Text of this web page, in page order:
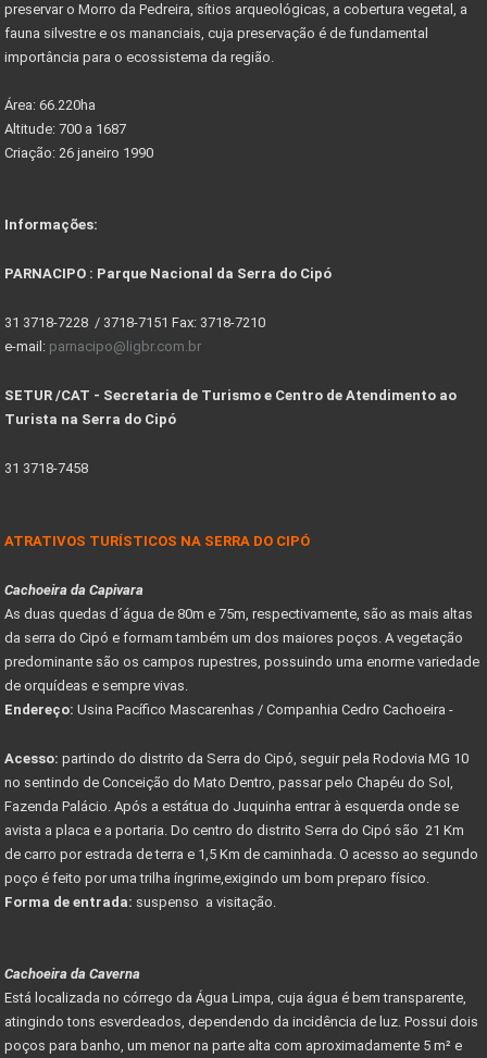
preservar o Morro da Pedreira, sítios arqueológicas, a cobertura vegetal, a
fauna silvestre e os mananciais, cuja preservação é de fundamental
importância para o ecossistema da região.
Área: 66.220ha
Altitude: 700 a 1687
Criação: 26 janeiro 1990
Informações:
PARNACIPO : Parque Nacional da Serra do Cipó
31 3718-7228 / 3718-7151 Fax: 3718-7210
e-mail: parnacipo@ligbr.com.br
SETUR /CAT - Secretaria de Turismo e Centro de Atendimento ao
Turista na Serra do Cipó
31 3718-7458
ATRATIVOS TURÍSTICOS NA SERRA DO CIPÓ
Cachoeira da Capivara
As duas quedas d´água de 80m e 75m, respectivamente, são as mais altas
da serra do Cipó e formam também um dos maiores poços. A vegetação
predominante são os campos rupestres, possuindo uma enorme variedade
de orquídeas e sempre vivas.
Endereço: Usina Pacífico Mascarenhas / Companhia Cedro Cachoeira -
Acesso: partindo do distrito da Serra do Cipó, seguir pela Rodovia MG 10
no sentindo de Conceição do Mato Dentro, passar pelo Chapéu do Sol,
Fazenda Palácio. Após a estátua do Juquinha entrar à esquerda onde se
avista a placa e a portaria. Do centro do distrito Serra do Cipó são 21 Km
de carro por estrada de terra e 1,5 Km de caminhada. O acesso ao segundo
poço é feito por uma trilha íngrime,exigindo um bom preparo físico.
Forma de entrada: suspenso a visitação.
Cachoeira da Caverna
Está localizada no córrego da Água Limpa, cuja água é bem transparente,
atingindo tons esverdeados, dependendo da incidência de luz. Possui dois
poços para banho, um menor na parte alta com aproximadamente 5 m² e